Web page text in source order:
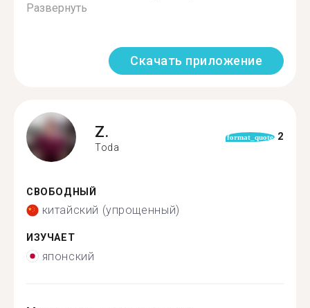
Развернуть
Скачать приложение
Z.
Toda
format_quote 2
СВОБОДНЫЙ
китайский (упрощенный)
ИЗУЧАЕТ
японский